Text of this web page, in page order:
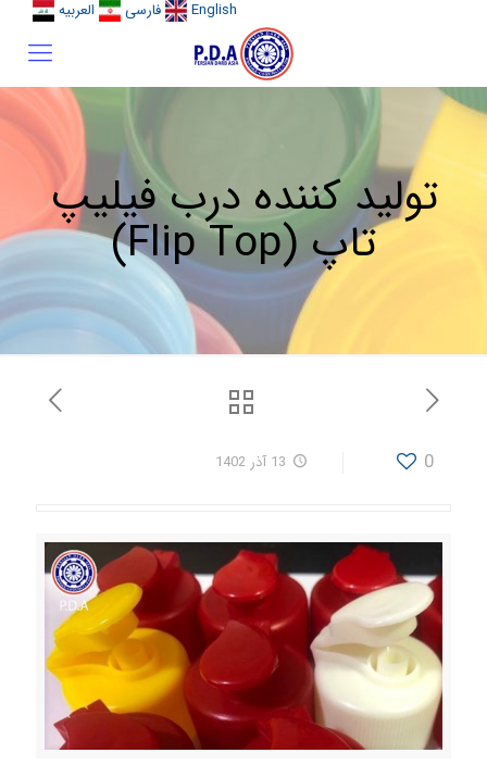
English فارسی العربیه
تولید کننده درب فیلیپ
تاپ (Flip Top)
0 13 آذر 1402